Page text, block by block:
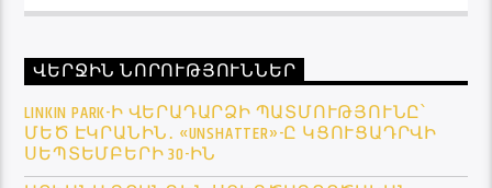
ՎԵՐՋԻՆ ՆՈՐՈՒԹՅՈՒՆՆԵՐ
LINKIN PARK-Ի ՎԵՐԱԴԱՐՁԻ ՊԱՏՄՈՒԹՅՈՒՆԸ՝
ՄԵԾ ԷԿՐԱՆԻՆ․ «UNSHATTER»-Ը ԿՑՈՒՑԱԴՐՎԻ
ՍԵՊՏԵՄԲԵՐԻ 30-ԻՆ